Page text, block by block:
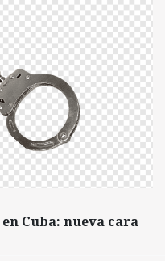
Cuba: nueva cara